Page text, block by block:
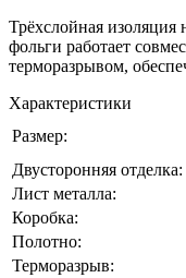
Трёхслойная изоляция
фольги работает
терморазрывом,
Характеристики
Размер:
Двусторонняя отделка:
Лист металла:
Коробка:
Полотно:
Терморазрыв: